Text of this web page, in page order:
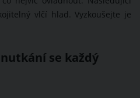
vlčí hlad. Vyzkoušejte je
se každý